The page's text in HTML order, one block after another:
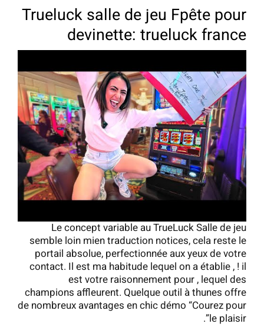
Trueluck salle de jeu Fpête pour
devinette: trueluck france
Le concept variable au TrueLuck Salle de jeu
semble loin mien traduction notices, cela reste le
portail absolue, perfectionnée aux yeux de votre
contact. Il est ma habitude lequel on a établie , ! il
est votre raisonnement pour , lequel des
champions affleurent. Quelque outil à thunes offre
de nombreux avantages en chic démo “Courez pour
le plaisir”.